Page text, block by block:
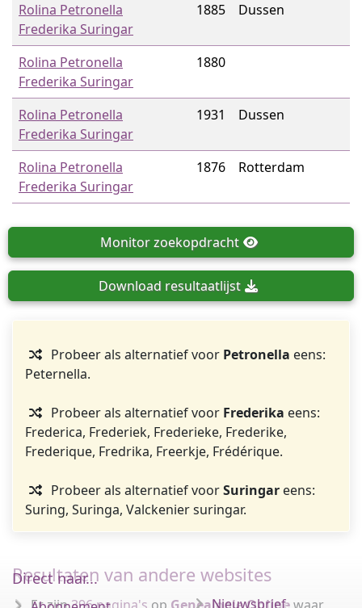
Rolina Petronella
Frederika Suringar
1885 Dussen
Rolina Petronella
Frederika Suringar
1880
Rolina Petronella
Frederika Suringar
1931 Dussen
Rolina Petronella
Frederika Suringar
1876 Rotterdam
Monitorzoekopdracht
Download resultaatlijst
Probeer als alternatief voor Petronella eens:
Peternella.
Probeer als alternatief voor Frederika eens:
Frederica, Frederiek, Frederieke, Frederike,
Frederique, Fredrika, Freerkje, Frédérique.
Probeer als alternatief voorSuringareens:
Suring, Suringa, Valckenier suringar.
Resultaten van andere websites
Direct naar...
Nieuwsbrief